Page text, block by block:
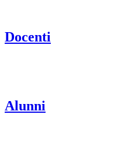
Docenti
Alunni